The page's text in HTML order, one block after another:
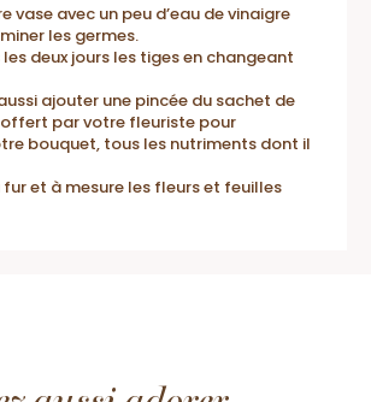
vase avec un peu d’eau de vinaigre
les germes.
deux jours les tiges en changeant
ajouter une pincée du sachet de
par votre fleuriste pour
bouquet, tous les nutriments dont il
fur et à mesure les fleurs et feuilles